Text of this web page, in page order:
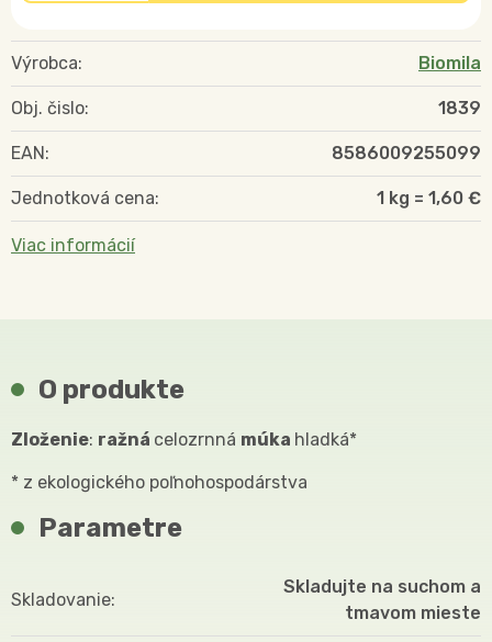
Výrobca: Biomila
Obj. čislo: 1839
EAN: 8586009255099
Jednotková cena: 1 kg = 1,60 €
Viac informácií
O produkte
Zloženie: ražná celozrnná múka hladká*
* z ekologického poľnohospodárstva
Parametre
Skladovanie
Skladujte na suchom a
tmavom mieste